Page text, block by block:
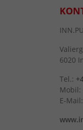
6020
Tel.:
Mobil:
E-Mail: